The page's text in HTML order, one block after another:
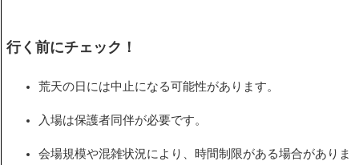
行く前にチェック！
荒天の日には中止になる可能性があります。
入場は保護者同伴が必要です。
会場規模や混雑状況により、時間制限がある場合がありま